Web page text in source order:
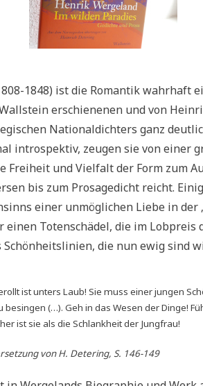
1848) ist die Romantik wahrhaft
erschienenen und von
Nationaldichters ganz
introspektiv, zeugen sie von einer
und Vielfalt der Form zum
bis zum Prosagedicht reicht.
einer unmöglichen Liebe in der
Totenschädel, die im Lobpreis
die nun ewig sind
ist unters Laub! Sie muss einer jungen
(…). Geh in das Wesen der Dinge!
ist sie als die Schlankheit der Jungfrau!
von H. Detering, S. 146-149